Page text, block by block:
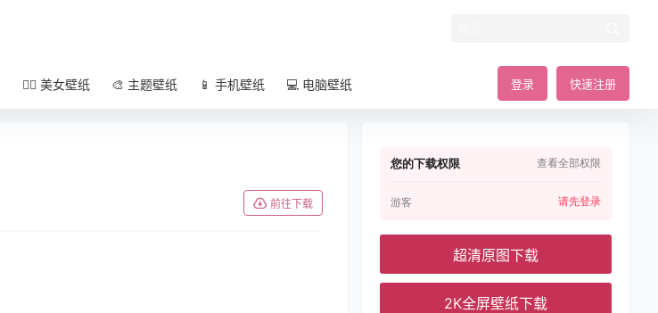
登录 快速注册
🧜‍♀️ 美女壁纸 🎨 主题壁纸 📱 手机壁纸 💻 电脑壁纸
前往下载
您的下载权限 查看全部权限
游客 请先登录
超清原图下载
2K全屏壁纸下载